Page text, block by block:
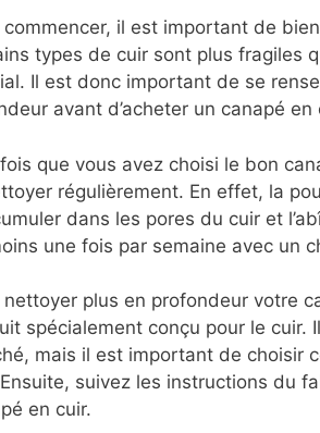
commencer, il est important de
types de cuir sont plus fragiles
Il est donc important de se
avant d’acheter un canapé en
que vous avez choisi le bon
régulièrement. En effet, la
dans les pores du cuir et
une fois par semaine avec un
nettoyer plus en profondeur votre
spécialement conçu pour le cuir.
mais il est important de choisir
suivez les instructions du
en cuir.